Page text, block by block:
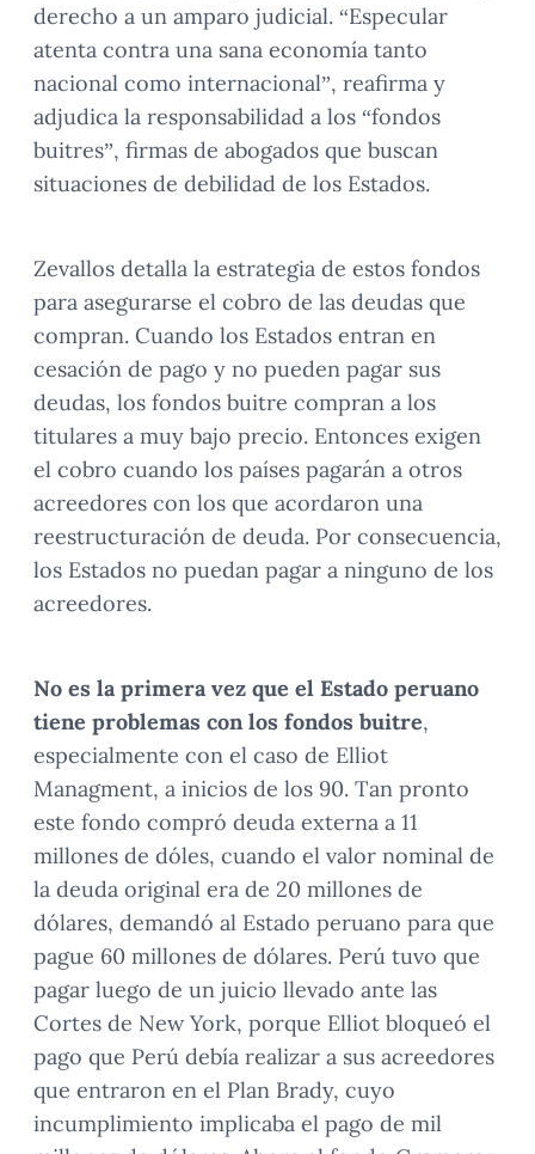
derecho a un amparo judicial. “Especular
atenta contra una sana economía tanto
nacional como internacional”, reafirma y
adjudica la responsabilidad a los “fondos
buitres”, firmas de abogados que buscan
situaciones de debilidad de los Estados.
Zevallos detalla la estrategia de estos fondos
para asegurarse el cobro de las deudas que
compran. Cuando los Estados entran en
cesación de pago y no pueden pagar sus
deudas, los fondos buitre compran a los
titulares a muy bajo precio. Entonces exigen
el cobro cuando los países pagarán a otros
acreedores con los que acordaron una
reestructuración de deuda. Por consecuencia,
los Estados no puedan pagar a ninguno de los
acreedores.
No es la primera vez que el Estado peruano
tiene problemas con los fondos buitre,
especialmente con el caso de Elliot
Managment, a inicios de los 90. Tan pronto
este fondo compró deuda externa a 11
millones de dóles, cuando el valor nominal de
la deuda original era de 20 millones de
dólares, demandó al Estado peruano para que
pague 60 millones de dólares. Perú tuvo que
pagar luego de un juicio llevado ante las
Cortes de New York, porque Elliot bloqueó el
pago que Perú debía realizar a sus acreedores
que entraron en el Plan Brady, cuyo
incumplimiento implicaba el pago de mil